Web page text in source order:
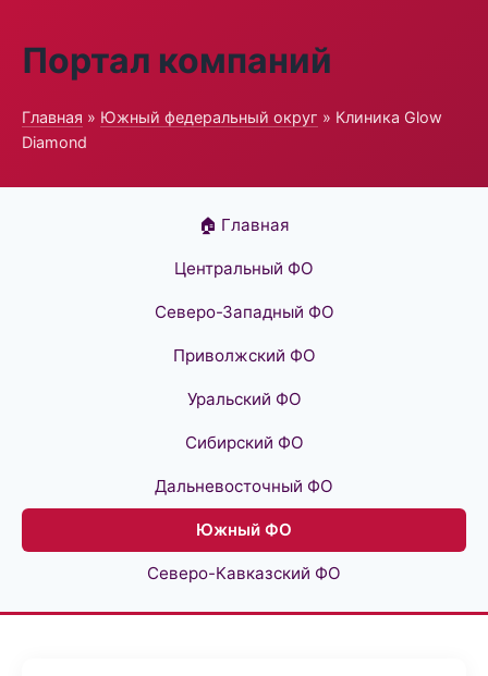
Портал компаний
Главная » Южный федеральный округ » Клиника Glow
Diamond
🏠 Главная
Центральный ФО
Северо-Западный ФО
Приволжский ФО
Уральский ФО
Сибирский ФО
Дальневосточный ФО
Южный ФО
Северо-Кавказский ФО